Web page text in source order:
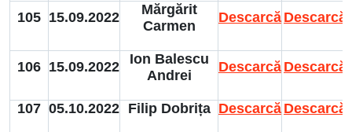
105 15.09.2022
Mărgărit
Carmen
Descarcă Descarcă
106 15.09.2022
Ion Balescu
Andrei
Descarcă Descarcă
107 05.10.2022 Filip Dobrița Descarcă Descarcă